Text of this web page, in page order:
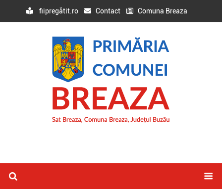
fiipregătit.ro Contact Comuna Breaza